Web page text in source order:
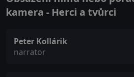
kamera - Herci a tvůrci
Peter Kollárik
narrator